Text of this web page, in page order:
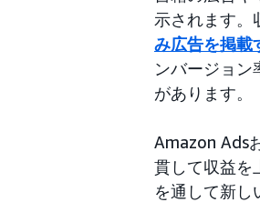
示されます。
み広告を掲載
ンバージョン
があります。
Amazon Ads
貫して収益を
を通して新し